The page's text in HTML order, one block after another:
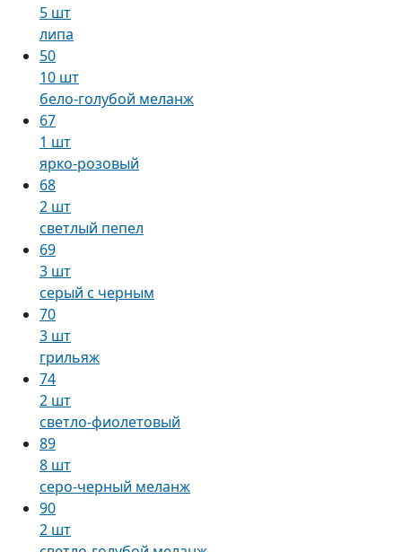
5 шт
липа
50
10 шт
бело-голубой меланж
67
1 шт
ярко-розовый
68
2 шт
светлый пепел
69
3 шт
серый с черным
70
3 шт
грильяж
74
2 шт
светло-фиолетовый
89
8 шт
серо-черный меланж
90
2 шт